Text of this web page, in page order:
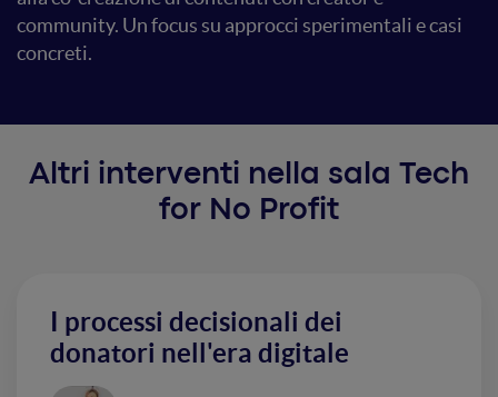
community. Un focus su approcci sperimentali e casi
concreti.
Altri interventi nella sala Tech
for No Profit
I processi decisionali dei
donatori nell'era digitale